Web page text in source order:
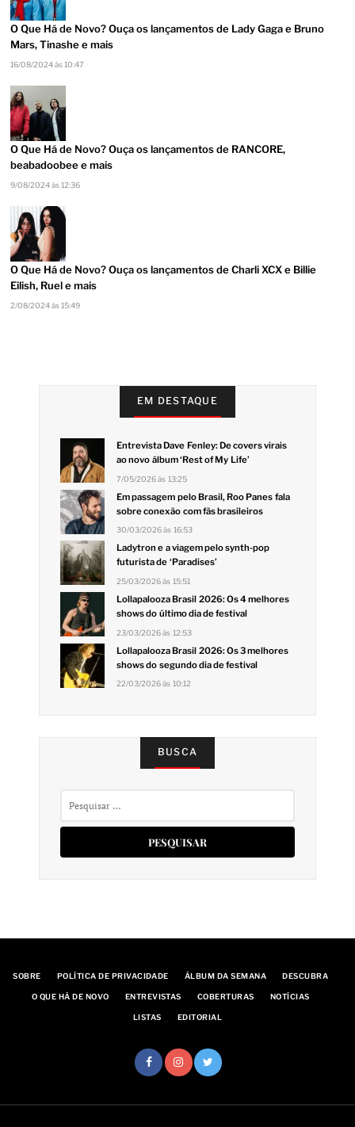
O Que Há de Novo? Ouça os lançamentos de Lady Gaga e Bruno
Mars, Tinashe e mais
16/08/2024 às 10:47
O Que Há de Novo? Ouça os lançamentos de RANCORE,
beabadoobee e mais
9/08/2024 às 12:36
O Que Há de Novo? Ouça os lançamentos de Charli XCX e Billie
Eilish, Ruel e mais
2/08/2024 às 15:49
EM DESTAQUE
Entrevista Dave Fenley: De covers virais
ao novo álbum ‘Rest of My Life’
7/05/2026 às 13:25
Em passagem pelo Brasil, Roo Panes fala
sobre conexão com fãs brasileiros
30/03/2026 às 16:53
Ladytron e a viagem pelo synth-pop
futurista de ‘Paradises’
25/03/2026 às 15:51
Lollapalooza Brasil 2026: Os 4 melhores
shows do último dia de festival
23/03/2026 às 12:53
Lollapalooza Brasil 2026: Os 3 melhores
shows do segundo dia de festival
22/03/2026 às 10:12
BUSCA
SOBRE POLÍTICA DE PRIVACIDADE ÁLBUM DA SEMANA DESCUBRA
O QUE HÁ DE NOVO ENTREVISTAS COBERTURAS NOTÍCIAS
LISTAS EDITORIAL